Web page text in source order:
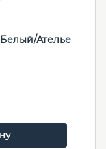
Ателье